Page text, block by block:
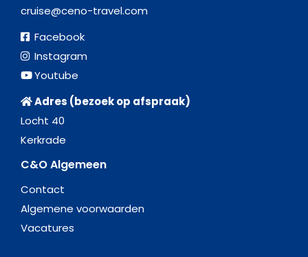
cruise@ceno-travel.com
Facebook
Instagram
Youtube
Adres (bezoek op afspraak)
Locht 40
Kerkrade
C&O Algemeen
Contact
Algemene voorwaarden
Vacatures